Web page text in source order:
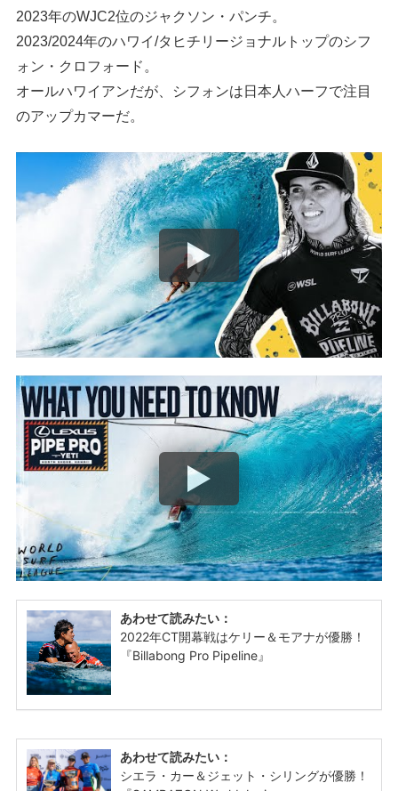
2023年のWJC2位のジャクソン・パンチ。
2023/2024年のハワイ/タヒチリージョナルトップのシフ
ォン・クロフォード。
オールハワイアンだが、シフォンは日本人ハーフで注目
のアップカマーだ。